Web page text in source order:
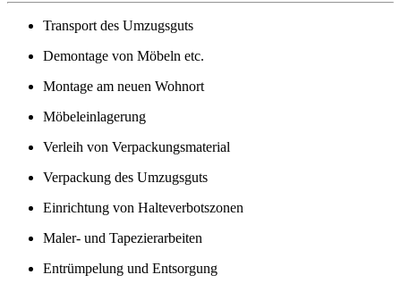
Transport des Umzugsguts
Demontage von Möbeln etc.
Montage am neuen Wohnort
Möbeleinlagerung
Verleih von Verpackungsmaterial
Verpackung des Umzugsguts
Einrichtung von Halteverbotszonen
Maler- und Tapezierarbeiten
Entrümpelung und Entsorgung